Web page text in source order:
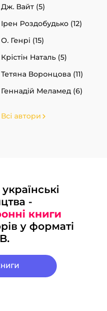
Дж. Вайт (5)
Ірен Роздобудько (12)
О. Генрі (15)
Крістін Наталь (5)
Тетяна Воронцова (11)
Геннадій Меламед (6)
Всі автори
українські
-
книги
у форматі